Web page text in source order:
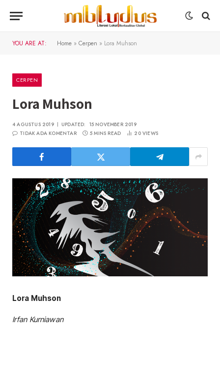
YOU ARE AT: Home » Cerpen » Lora Muhson
CERPEN
Lora Muhson
4 AGUSTUS 2019 UPDATED: 15 NOVEMBER 2019
TIDAK ADA KOMENTAR
5 MINS READ 20VIEWS
Lora Muhson
Irfan Kurniawan